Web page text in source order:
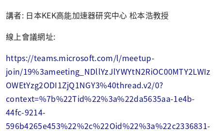
講者: 日本KEK高能加速器研究中心 松本浩教授
線上會議網址:
https://teams.microsoft.com/l/meetup-
join/19%3ameeting_NDllYzJlYWYtN2RiOC00MTY2LWIz
OWEtYzg2ODI1ZjQ1NGY3%40thread.v2/0?
context=%7b%22Tid%22%3a%22da5635aa-1e4b-
44fc-9214-
596b4265e453%22%2c%22Oid%22%3a%22c2336831-